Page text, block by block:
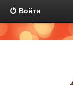
Войти